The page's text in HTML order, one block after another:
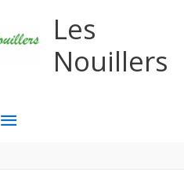
Les
Nouillers
MENU